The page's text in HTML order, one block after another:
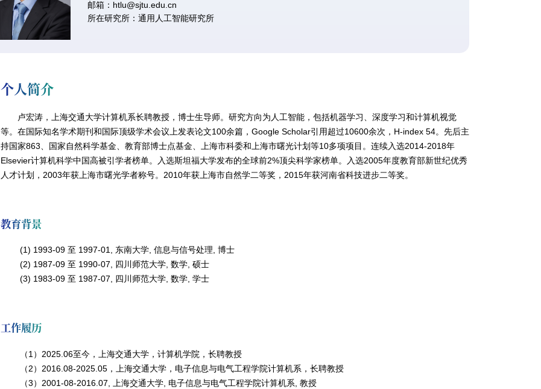
邮箱：htlu@sjtu.edu.cn
所在研究所：通用人工智能研究所
个人简介
卢宏涛，上海交通大学计算机系长聘教授，博士生导师。研究方向为人工智能，包括机器学习、深度学习和计算机视觉
等。在国际知名学术期刊和国际顶级学术会议上发表论文100余篇，Google Scholar引用超过10600余次， H-index 54。先后主
持国家863 、国家自然科学基金、教育部博士点基金、上海市科委和上海市曙光计划等10多项项目。连续入选2014-2018年
Elsevier计算机科学中国高被引学者榜单。入选斯坦福大学发布的全球前2%顶尖科学家榜单。入选2005年度教育部新世纪优秀
人才计划， 2003年获上海市曙光学者称号。 2010年获上海市自然学二等奖， 2015年获河南省科技进步二等奖。
教育背景
(1) 1993-09至 1997-01, 东南大学,信息与信号处理,博士
(2) 1987-09至 1990-07, 四川师范大学,数学,硕士
(3) 1983-09至 1987-07, 四川师范大学,数学,学士
工作履历
（1）2025.06至今，上海交通大学，计算机学院，长聘教授
（2）2016.08-2025.05，上海交通大学，电子信息与电气工程学院计算机系，长聘教授
（3）2001-08-2016.07,
上海交通大学 电子信息与电气工程学院计算机系 ,教授